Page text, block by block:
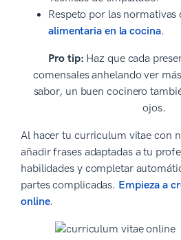
Respeto por las normativas
alimentaria en la cocina.
Pro tip: Haz que cada
comensales anhelando ver
sabor, un buen cocinero
ojos.
Al hacer tu curriculum vitae con
añadir frases adaptadas a tu
habilidades y completar
partes complicadas. Empieza a
online.